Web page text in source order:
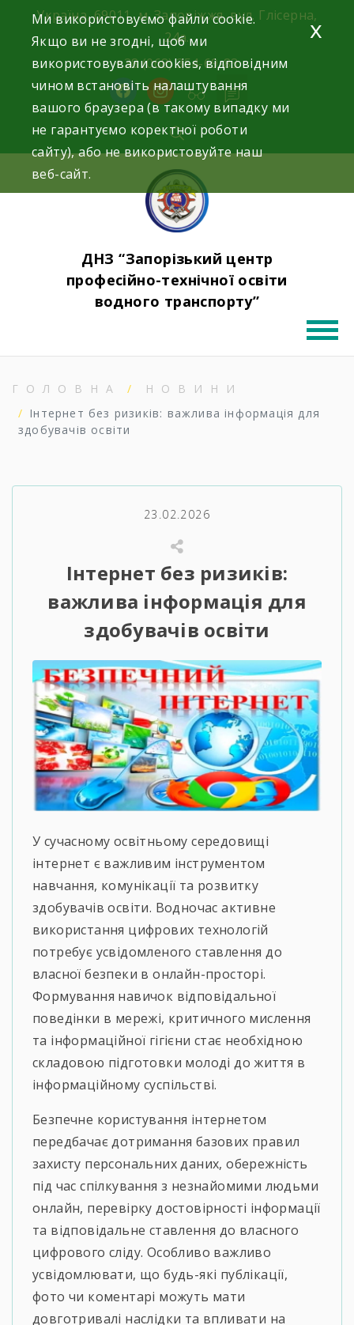
Україна, 69011, м. Запоріжжя, вул. Глісерна,
24а.
+38 (068) 354-69-83
facebookinstagram
ДНЗ “Запорізький центр
професійно-технічної освіти
водного транспорту”
ГОЛОВНА
НОВИНИ
Інтернет без ризиків: важлива інформація для
здобувачів освіти
23.02.2026
Інтернет без ризиків:
важлива інформація для
здобувачів освіти
У сучасному освітньому середовищі
інтернет є важливим інструментом
навчання, комунікації та розвитку
здобувачів освіти. Водночас активне
використання цифрових технологій
потребує усвідомленого ставлення до
власної безпеки в онлайн-просторі.
Формування навичок відповідальної
поведінки в мережі, критичного мислення
та інформаційної гігієни стає необхідною
складовою підготовки молоді до життя в
інформаційному суспільстві.
Безпечне користування інтернетом
передбачає дотримання базових правил
захисту персональних даних, обережність
під час спілкування з незнайомими людьми
онлайн, перевірку достовірності інформації
та відповідальне ставлення до власного
цифрового сліду. Особливо важливо
усвідомлювати, що будь-які публікації,
фото чи коментарі можуть мати
довготривалі наслідки та впливати на
Ми використовуємо файли cookie.
Якщо ви не згодні, щоб ми
використовували cookies, відповідним
чином встановіть налаштування
вашого браузера (в такому випадку ми
не гарантуємо коректної роботи
сайту), або не використовуйте наш
веб-сайт.
x